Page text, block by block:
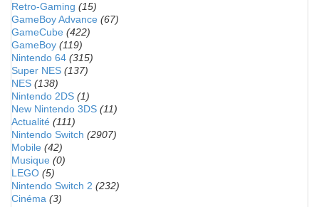
Retro-Gaming (15)
GameBoy Advance (67)
GameCube (422)
GameBoy (119)
Nintendo 64 (315)
Super NES (137)
NES (138)
Nintendo 2DS (1)
New Nintendo 3DS (11)
Actualité (111)
Nintendo Switch (2907)
Mobile (42)
Musique (0)
LEGO (5)
Nintendo Switch 2 (232)
Cinéma (3)